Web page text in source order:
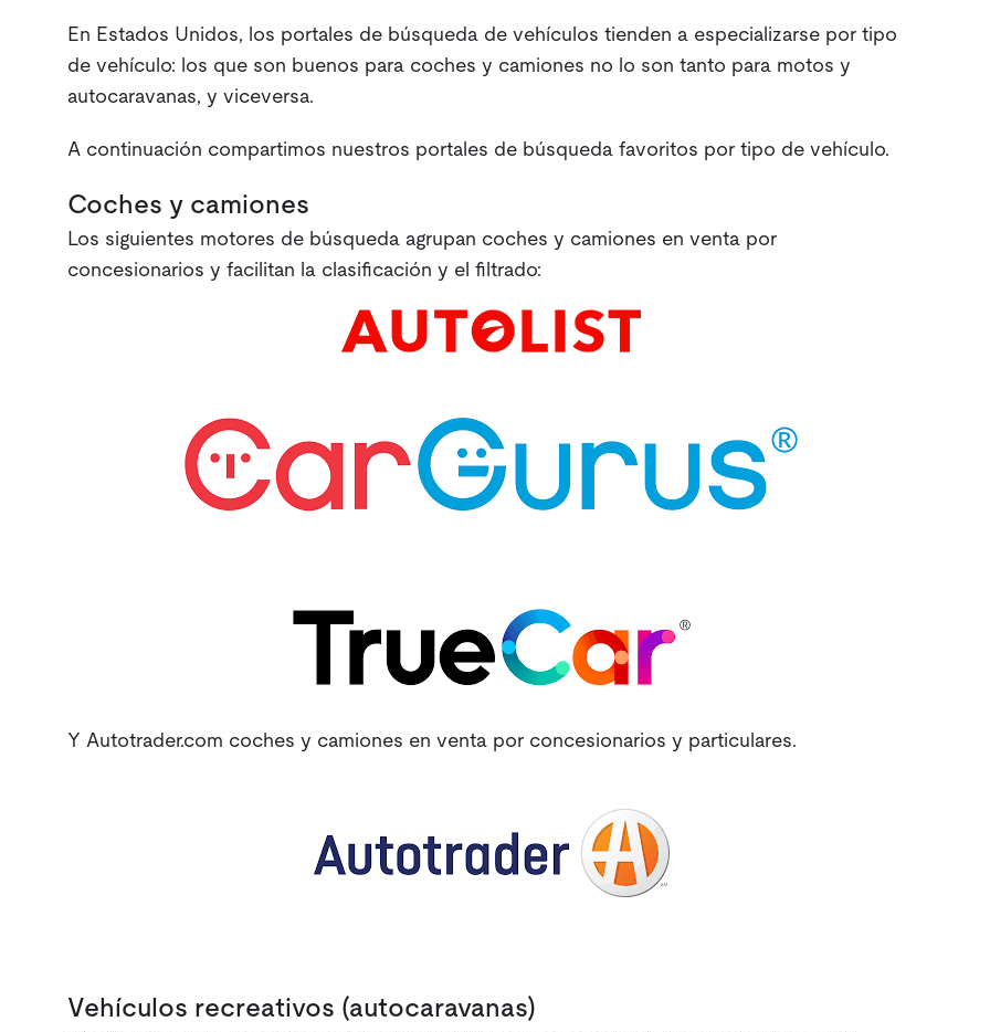
En Estados Unidos, los portales de búsqueda de vehículos tienden a especializarse por tipo
de vehículo: los que son buenos para coches y camiones no lo son tanto para motos y
autocaravanas, y viceversa.
A continuación compartimos nuestros portales de búsqueda favoritos por tipo de vehículo.
Coches y camiones
Los siguientes motores de búsqueda agrupan coches y camiones en venta por
concesionarios y facilitan la clasificación y el filtrado:
Y Autotrader.com coches y camiones en venta por concesionarios y particulares.
Vehículos recreativos (autocaravanas)